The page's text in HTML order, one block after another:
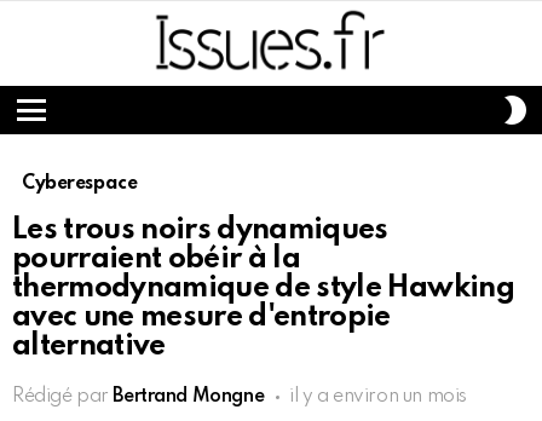
Menu
Cyberespace
Les trous noirs dynamiques
pourraient obéir à la
thermodynamique de style Hawking
avec une mesure d'entropie
alternative
Rédigé par Bertrand Mongne il y a environ un mois